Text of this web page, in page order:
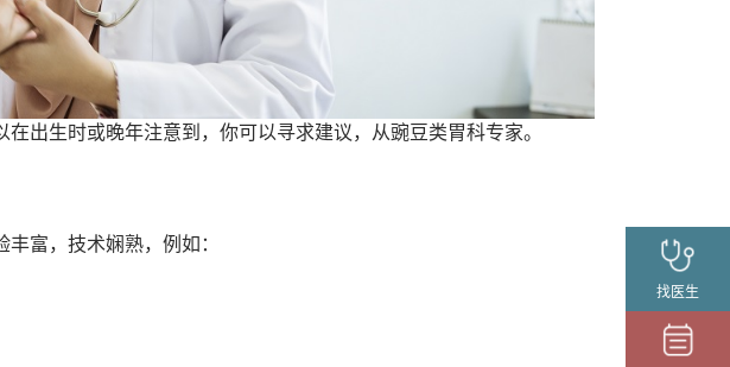
找医生
出生时或晚年注意到，你可以寻求建议，从豌豆类胃科专家。
富，技术娴熟，例如：